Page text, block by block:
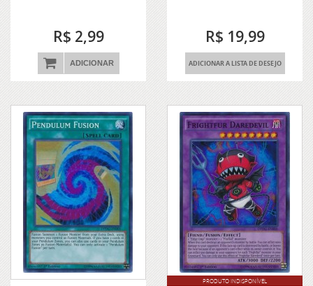
R$ 2,99
ADICIONAR
R$ 19,99
ADICIONAR A LISTA DE DESEJO
PRODUTO INDISPONÍVEL